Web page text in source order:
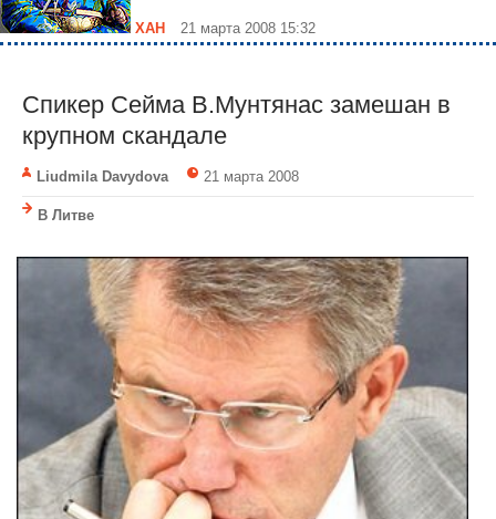
ХАН 21 марта 2008 15:32
Спикер Сейма В.Мунтянас замешан в
крупном скандале
Liudmila Davydova 21 марта 2008
В Литве